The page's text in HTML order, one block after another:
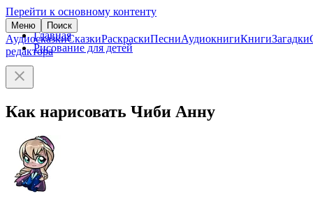
Перейти к основному контенту
Меню Поиск
АудиосказкиСказкиРаскраскиПесниАудиокнигиКнигиЗагадки
редактора
Главная
Рисование для детей
Как нарисовать Чиби Анну